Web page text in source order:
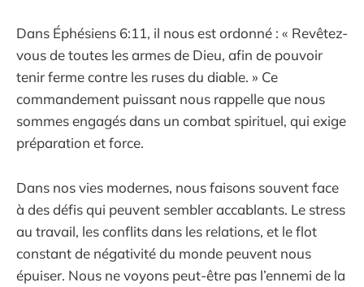
Dans Éphésiens 6:11, il nous est ordonné : « Revêtez-
vous de toutes les armes de Dieu, afin de pouvoir
tenir ferme contre les ruses du diable. » Ce
commandement puissant nous rappelle que nous
sommes engagés dans un combat spirituel, qui exige
préparation et force.
Dans nos vies modernes, nous faisons souvent face
à des défis qui peuvent sembler accablants. Le stress
au travail, les conflits dans les relations, et le flot
constant de négativité du monde peuvent nous
épuiser. Nous ne voyons peut-être pas l’ennemi de la